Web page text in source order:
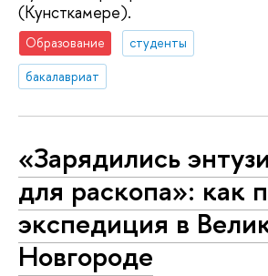
(Кунсткамере).
Образование
студенты
бакалавриат
«Зарядились
для раскопа»: как
экспедиция в
Новгороде